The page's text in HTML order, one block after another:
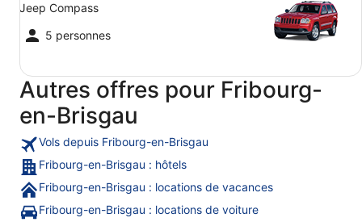
Jeep Compass
5 personnes
Autres offres pour Fribourg-
en-Brisgau
Vols depuis Fribourg-en-Brisgau
Fribourg-en-Brisgau : hôtels
Fribourg-en-Brisgau : locations de vacances
Fribourg-en-Brisgau : locations de voiture